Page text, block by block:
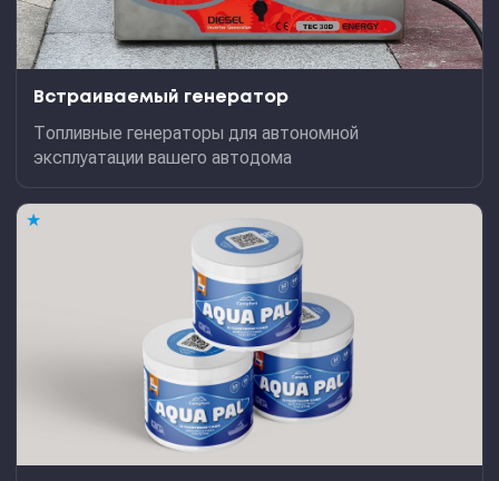
Встраиваемый генератор
Топливные генераторы для автономной
эксплуатации вашего автодома
★